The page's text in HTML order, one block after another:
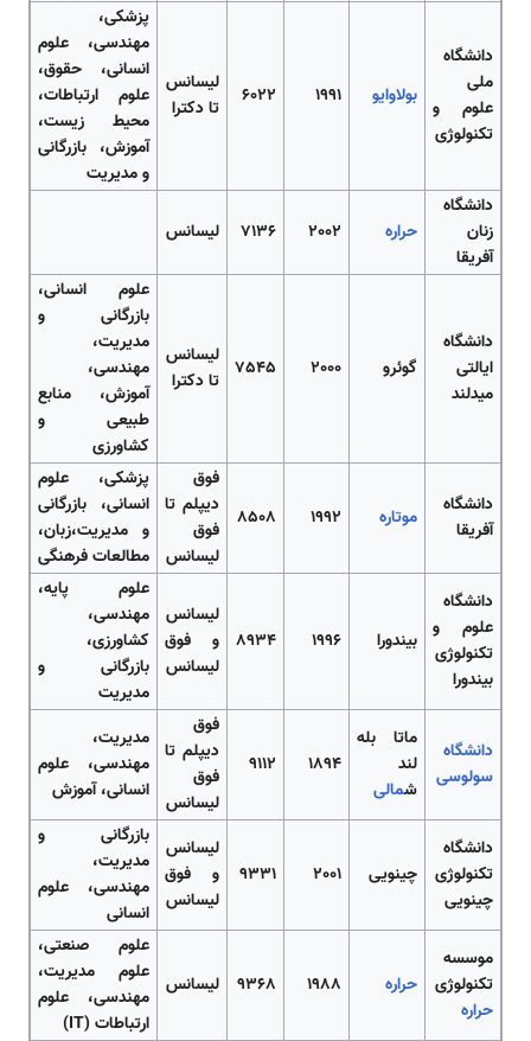
دانشگاه
ملی
علوم و
تکنولوژی
بولاوایو 1991
6022
لیسانس
تا دکترا
پزشکی،
مهندسی، علوم
انسانی، حقوق،
علوم ارتباطات،
محیط زیست،
آموزش، بازرگانی
و مدیریت
دانشگاه
زنان
آفریقا
حراره 2002
7136 لیسانس
دانشگاه
ایالتی
میدلند
گوئرو 2000
7545
لیسانس
تا دکترا
علوم انسانی،
بازرگانی و
مدیریت،
مهندسی،
آموزش، منابع
طبیعی و
کشاورزی
دانشگاه
آفریقا
موتاره 1992
8508
فوق
دیپلم تا
فوق
لیسانس
پزشکی، علوم
انسانی، بازرگانی
و مدیریت،زبان،
مطالعات فرهنگی
دانشگاه
علوم و
تکنولوژی
بیندورا
بیندورا 1996
8934
لیسانس
و فوق
لیسانس
علوم پایه،
مهندسی،
کشاورزی،
بازرگانی و
مدیریت
دانشگاه
سولوسی
ماتا بله
لند
شمالی
1894
9112
فوق
دیپلم تا
فوق
لیسانس
مدیریت،
مهندسی، علوم
انسانی، آموزش
دانشگاه
تکنولوژی
چینویی
چینویی 2001
9331
لیسانس
و فوق
لیسانس
بازرگانی و
مدیریت،
مهندسی، علوم
انسانی
موسسه
تکنولوژی
حراره
حراره 1988
9368 لیسانس
علوم صنعتی،
علوم مدیریت،
مهندسی، علوم
ارتباطات (IT)